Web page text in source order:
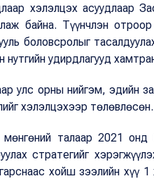
хэлэлцэх асуудлаар
байна. Түүнчлэн
боловсролыг
нутгийн удирдлагууд
улс орны нийгэм, эдийн
хэлэлцэхээр төлөвлөсөн.
талаар 2021 онд
стратегийг
хойш зээлийн хүү